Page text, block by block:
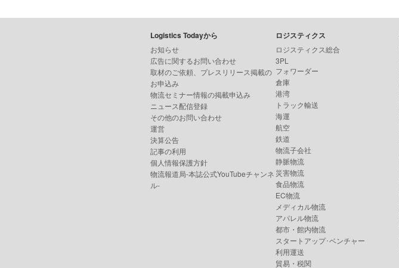
Logistics Todayから
お知らせ
広告に関するお問い合わせ
取材のご依頼、プレスリリース掲載の
お申込み
物流セミナー情報の掲載申込み
ニュース配信登録
その他のお問い合わせ
運営
決算公告
記事の利用
個人情報保護方針
物流報道局-本誌公式YouTubeチャンネ
ル-
ロジスティクス
ロジスティクス総合
3PL
フォワーダー
倉庫
港湾
トラック輸送
海運
航空
鉄道
物流子会社
静脈物流
災害物流
食品物流
EC物流
メディカル物流
アパレル物流
都市・館内物流
スタートアップ･ベンチャー
利用運送
貿易・税関